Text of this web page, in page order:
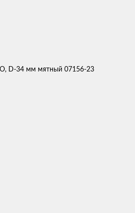
D-34 мм мятный 07156-23